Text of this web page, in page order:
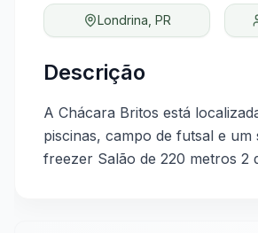
Londrina PR
Descrição
A Chácara Britos está
piscinas, campo de futsal e
freezer Salão de 220 metros 2